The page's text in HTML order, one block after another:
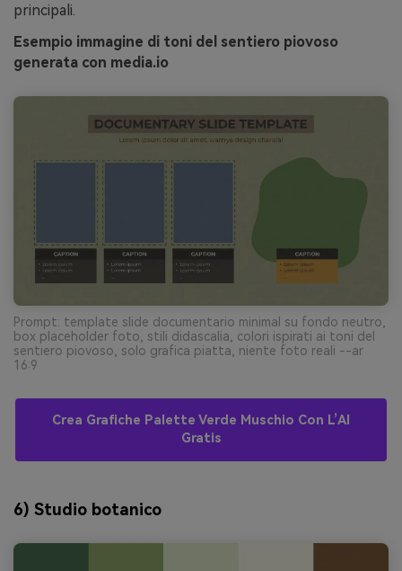
principali.
Esempio immagine di toni del sentiero piovoso
generata con media.io
Prompt: template slide documentario minimal su fondo neutro,
box placeholder foto, stili didascalia, colori ispirati ai toni del
sentiero piovoso, solo grafica piatta, niente foto reali --ar
16:9
Crea Grafiche Palette Verde Muschio Con L’AI
Gratis
6) Studio botanico